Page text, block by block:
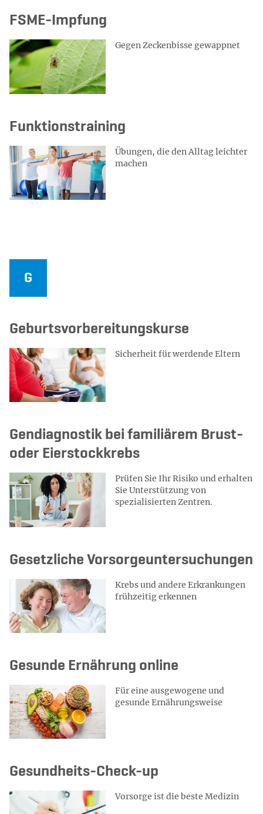
FSME-Impfung
Gegen Zeckenbisse gewappnet
Funktionstraining
Übungen, die den Alltag leichter
machen
Geburtsvorbereitungskurse
Sicherheit für werdende Eltern
Gendiagnostik bei familiärem Brust-
oder Eierstockkrebs
Prüfen Sie Ihr Risiko und erhalten
Sie Unterstützung von
spezialisierten Zentren.
Gesetzliche Vorsorgeuntersuchungen
Krebs und andere Erkrankungen
frühzeitig erkennen
Gesunde Ernährung online
Für eine ausgewogene und
gesunde Ernährungsweise
Gesundheits-Check-up
Vorsorge ist die beste Medizin